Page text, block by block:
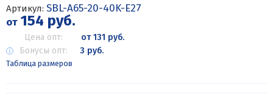
Артикул: SBL-A65-20-40K-E27
от154 руб.
Цена опт:
от 131 руб.
Бонусы опт:
3 руб.
Таблица размеров